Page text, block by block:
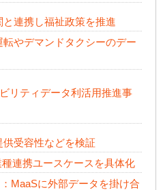
連携し福祉政策を推進
やデマンドタクシーのデー
リティデータ利活用推進事
供受容性などを検証
連携ユースケースを具体化
MaaSに外部データを掛け合